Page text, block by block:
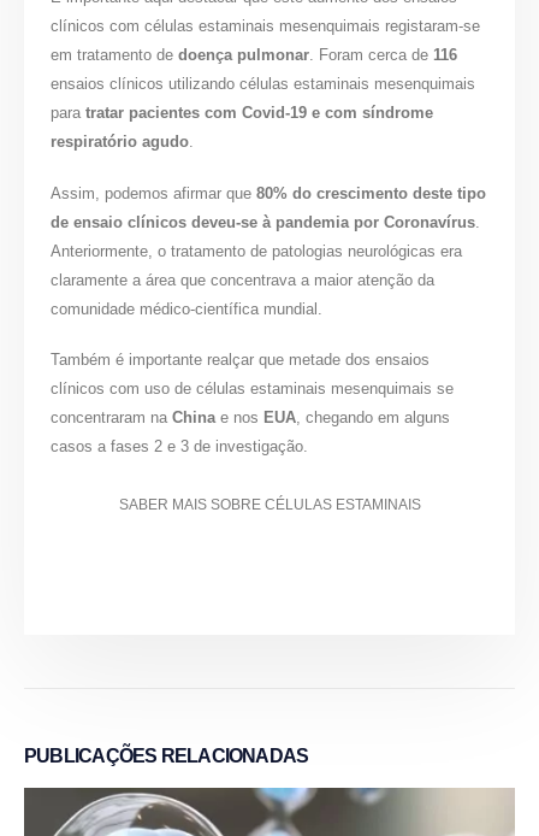
clínicos com células estaminais mesenquimais registaram-se
em tratamento dedoença pulmonar. Foram cerca de116
ensaios clínicos utilizando células estaminais mesenquimais
paratratar pacientes com Covid-19 e com síndrome
respiratório agudo.
Assim, podemos afirmar que80% do crescimento deste tipo
de ensaio clínicos deveu-se à pandemia por Coronavírus
Anteriormente, o tratamento de patologias neurológicas era
claramente a área que concentrava a maior atenção da
comunidade médico-científica mundial.
Também é importante realçar que metade dos ensaios
clínicos com uso de células estaminais mesenquimais se
concentraram naChinae nos EUA, chegando em alguns
casos a fases 2 e 3 de investigação.
SABER MAIS SOBRE CÉLULAS ESTAMINAIS
PUBLICAÇÕES RELACIONADAS